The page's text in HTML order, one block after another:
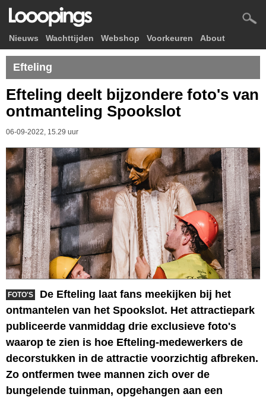
Nieuws Wachttijden Webshop Voorkeuren About
Efteling
Efteling deelt bijzondere foto's van
ontmanteling Spookslot
06-09-2022, 15.29 uur
FOTO'S
De Efteling laat fans meekijken bij het
ontmantelen van het Spookslot. Het attractiepark
publiceerde vanmiddag drie exclusieve foto's
waarop te zien is hoe Efteling-medewerkers de
decorstukken in de attractie voorzichtig afbreken.
Zo ontfermen twee mannen zich over de
bungelende tuinman, opgehangen aan een